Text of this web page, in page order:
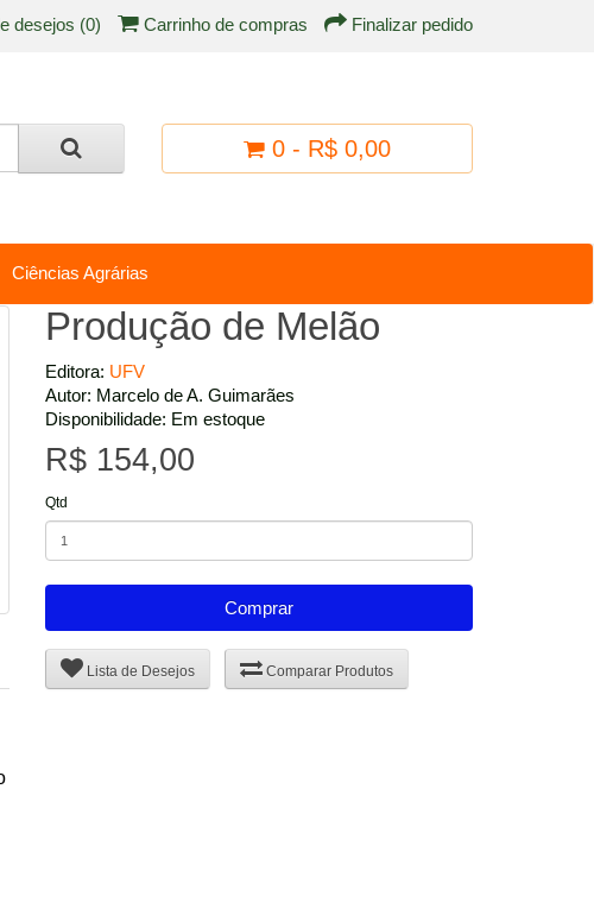
desejos (0) Carrinho de compras Finalizar pedido
0 - R$ 0,00
Ciências Agrárias
Produção de Melão
Editora: UFV
Autor: Marcelo de A. Guimarães
Disponibilidade: Em estoque
R$ 154,00
Qtd
Comprar
Lista de Desejos Comparar Produtos